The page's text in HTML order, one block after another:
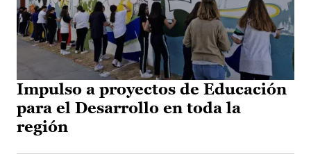
Impulso a proyectos de Educación
para el Desarrollo en toda la
región